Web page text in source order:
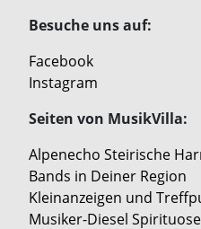
Besuche uns auf:
Facebook
Instagram
Seiten von MusikVilla:
Alpenecho Steirische
Bands in Deiner Region
Kleinanzeigen und
Musiker-Diesel